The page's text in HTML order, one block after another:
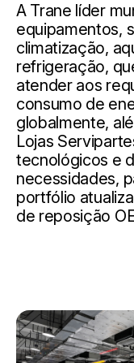
A Trane líder
equipamentos,
climatização,
refrigeração,
atender aos
consumo de
globalmente,
Lojas
tecnológicos e
necessidades,
portfólio
de reposição